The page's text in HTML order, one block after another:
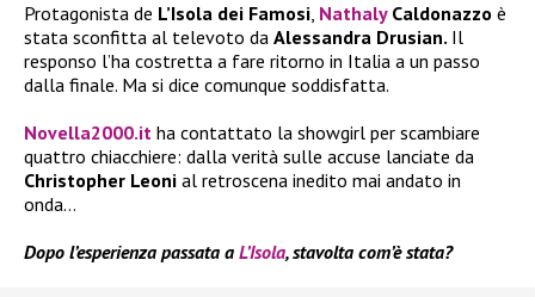
Protagonista de L’Isola dei Famosi, Nathaly Caldonazzo è
stata sconfitta al televoto da Alessandra Drusian. Il
responso l’ha costretta a fare ritorno in Italia a un passo
dalla finale. Ma si dice comunque soddisfatta.
Novella2000.it ha contattato la showgirl per scambiare
quattro chiacchiere: dalla verità sulle accuse lanciate da
Christopher Leoni al retroscena inedito mai andato in
onda…
Dopo l’esperienza passata a L’Isola, stavolta com’è stata?